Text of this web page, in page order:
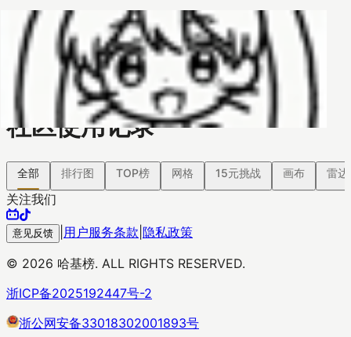
哈基榜
搜索
创建模板
返回模版
社区使用记录
全部 排行图 TOP榜 网格 15元挑战 画布 雷达
关注我们
意见反馈 用户服务条款 隐私政策
© 2026 哈基榜. ALL RIGHTS RESERVED.
浙ICP备2025192447号-2
浙公网安备33018302001893号